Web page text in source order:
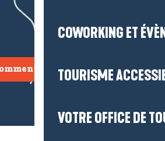
COWORKING ET
TOURISME
VOTRE OFFICE DE
venir ?